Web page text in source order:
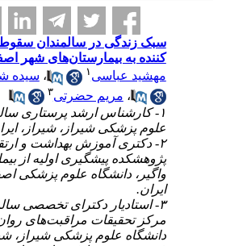
سبک زندگی در سالمندان سقوط
کننده به بیمارستان‌های شهر
مهشید عباسی
،سیده
،مریم حضرتی
۱- کارشناس ارشد پرستاری
علوم پزشکی شیراز، شیراز،
۲- دکتری آموزش بهداشت و
پژوهشکده پیشگیری اولیه از
واگیر، دانشگاه علوم پزشکی
ایران.
۳- استادیار دکترای تخصصی
مرکز تحقیقات مراقبت‌های روان
دانشگاه علوم پزشکی شیراز،